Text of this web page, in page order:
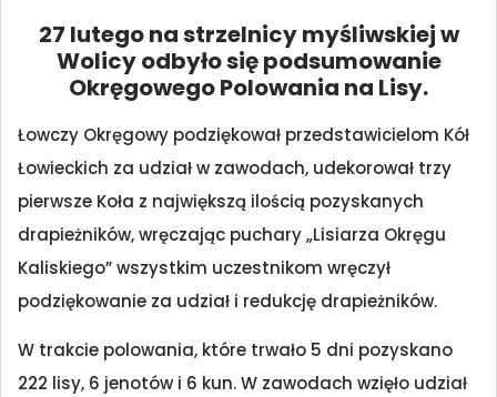
27 lutego na strzelnicy myśliwskiej w
Wolicy odbyło się podsumowanie
Okręgowego Polowania na Lisy.
Łowczy Okręgowy podziękował przedstawicielom Kół
Łowieckich za udział w zawodach, udekorował trzy
pierwsze Koła z największą ilością pozyskanych
drapieżników, wręczając puchary „Lisiarza Okręgu
Kaliskiego” wszystkim uczestnikom wręczył
podziękowanie za udział i redukcję drapieżników.
W trakcie polowania, które trwało 5 dni pozyskano
222 lisy, 6 jenotów i 6 kun. W zawodach wzięło udział